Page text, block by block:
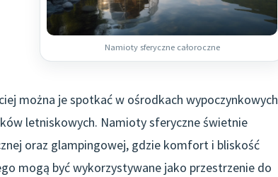
Namioty sferyczne całoroczne
można je spotkać w ośrodkach wypoczynkowych
letniskowych. Namioty sferyczne świetnie
oraz glampingowej, gdzie komfort i bliskość
mogą być wykorzystywane jako przestrzenie do